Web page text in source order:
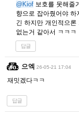
@Kiof 보호를 못해줄
향으로 잡아줬어야
긴 하지만 개인적으
없는거 같아서 ㅋㅋㅋ
답글
으엑 26-05-21 17:04
재밋겠다ㅋㅋ
답글